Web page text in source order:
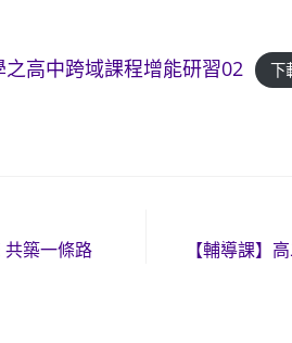
高中跨域課程增能研習02 下
共築一條路
【輔導課】